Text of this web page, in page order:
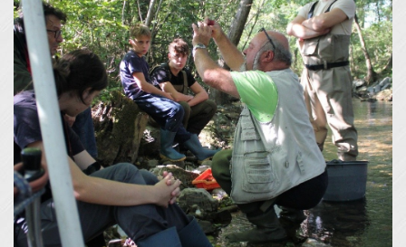
MONITORING PRIMORSKE PODUSTI S
PODPORO LOKALNIH STROKOVNJAKOV IN
RIBIŠKE DRUŽINE AJDOVŠČINA